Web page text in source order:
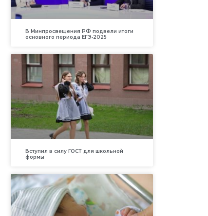
В Минпросвещения РФ подвели итоги
основного периода ЕГЭ‑2025
Вступил в силу ГОСТ для школьной
формы